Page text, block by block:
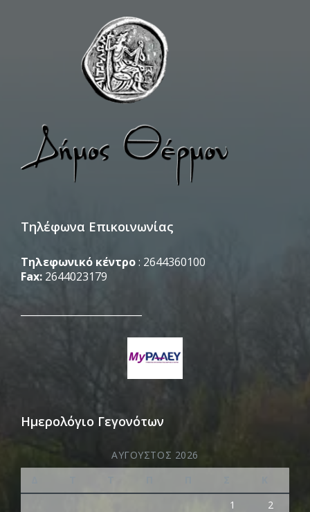
Τηλέφωνα Επικοινωνίας
Τηλεφωνικό κέντρο: 2644360100
Fax: 2644023179
Ημερολόγιο Γεγονότων
ΑΎΓΟΥΣΤΟΣ 2026
1
2